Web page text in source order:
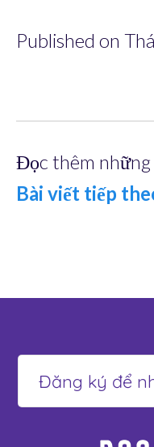
Published on
Đọc thêm những
Bài viết tiếp